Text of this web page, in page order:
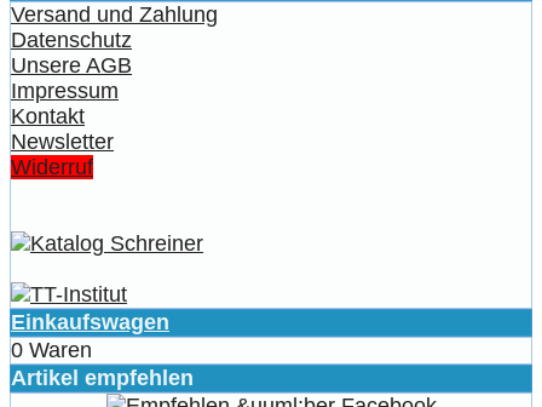
Versand und Zahlung
Datenschutz
Unsere AGB
Impressum
Kontakt
Newsletter
Widerruf
Einkaufswagen
0 Waren
Artikel empfehlen